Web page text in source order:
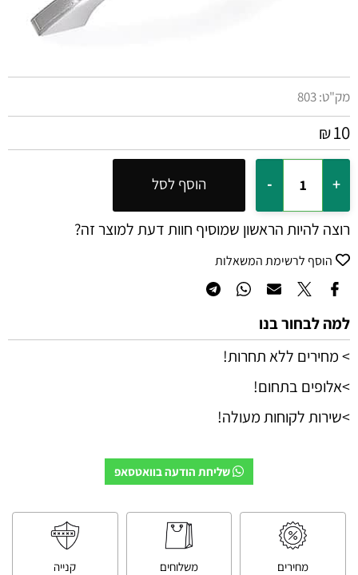
מק"ט:803
₪10
הוסף לסל
רוצה להיות הראשון שמוסיף חוות דעת למוצר זה?
הוסף לרשימת המשאלות
למה לבחור בנו
> מחירים ללא תחרות!
>אלופים בתחום!
>שירות לקוחות מעולה!
שליחת הודעה בוואטסאפ
מחירים
משלוחים
קנייה